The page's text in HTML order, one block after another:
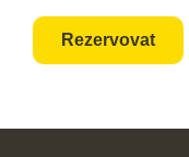
Rezervovat